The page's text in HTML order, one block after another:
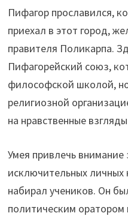
Пифагор прославился,
приехал в этот город,
правителя Поликарпа.
Пифагорейский союз,
философской школой,
религиозной
на нравственные
Умея привлечь внимание
исключительных личных
набирал учеников. Он
политическим